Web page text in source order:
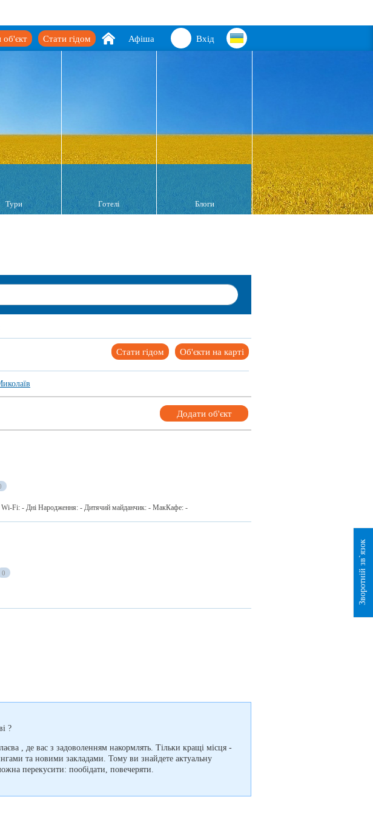
Вхід
Афіша
Стати гідом
об'єкт
Тури Готелі Блоги
Об'єкти на карті
Стати гідом
Додати об'єкт
Wi-Fi: - Дні Народження: - Дитячий майданчик: - МакКафе: -
0
?
, де вас з задоволенням накормлять. Тільки кращі місця -
та новими закладами. Тому ви знайдете актуальну
перекусити: пообідати, повечеряти.
Зворотній зв`язок